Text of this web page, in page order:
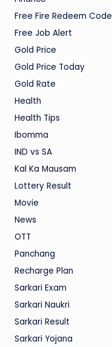
Free Fire Redeem Code
Free Job Alert
Gold Price
Gold Price Today
Gold Rate
Health
Health Tips
Ibomma
IND vs SA
Kal Ka Mausam
Lottery Result
Movie
News
OTT
Panchang
Recharge Plan
Sarkari Exam
Sarkari Naukri
Sarkari Result
Sarkari Yojana